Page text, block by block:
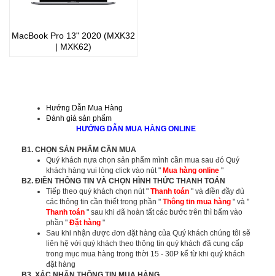
MacBook Pro 13" 2020 (MXK32
| MXK62)
Hướng Dẫn Mua Hàng
Đánh giá sản phẩm
HƯỚNG DẪN MUA HÀNG ONLINE
B1. CHỌN SẢN PHẨM CẦN MUA
Quý khách nựa chọn sản phẩm mình cần mua sau đó Quý
khách hàng vui lòng click vào nút " Mua hàng online "
B2. ĐIỀN THÔNG TIN VÀ CHỌN HÌNH THỨC THANH TOÁN
Tiếp theo quý khách chọn nút " Thanh toán " và điền đầy đủ
các thông tin cần thiết trong phần " Thông tin mua hàng " và "
Thanh toán " sau khi đã hoàn tất các bước trên thì bấm vào
phần " Đặt hàng "
Sau khi nhận được đơn đặt hàng của Quý khách chúng tôi sẽ
liên hệ với quý khách theo thông tin quý khách đã cung cấp
trong mục mua hàng trong thời 15 - 30P kể từ khi quý khách
đặt hàng